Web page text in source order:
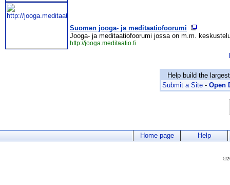
Suomen jooga- ja meditaatiofoorumi
Jooga- ja meditaatiofoorumi jossa on m.m.
http://jooga.meditaatio.fi
Help build the
Submit a Site - Open
Home page Help